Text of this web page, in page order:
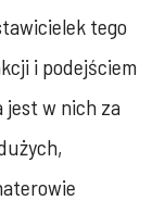
tego
i podejściem
jest w nich za